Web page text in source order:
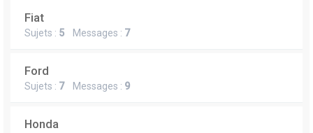
Fiat
Sujets : 5 Messages : 7
Ford
Sujets : 7Messages : 9
Honda